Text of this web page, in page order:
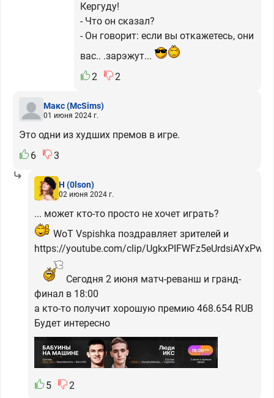
Кергуду!
- Что он сказал?
- Он говорит: если вы откажетесь, они
вас.. .зарэжут...
2
2
Макс(McSims)
01 июня 2024 г.
Это одни из худших премов в игре.
6
3
H (0lson)
02 июня 2024 г.
... может кто-то просто не хочет играть?
WoT Vspishka поздравляет зрителей и
https://youtube.com/clip/
Сегодня 2 июня матч-реванш и гранд-
финал в 18:00
а кто-то получит хорошую премию 468.654 RUB
Будет интересно
5 2